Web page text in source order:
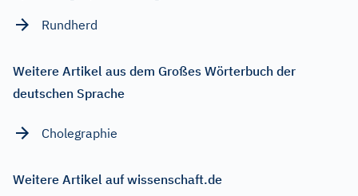
Rundherd
Weitere Artikel aus dem Großes Wörterbuch der
deutschen Sprache
Cholegraphie
Weitere Artikel auf wissenschaft.de